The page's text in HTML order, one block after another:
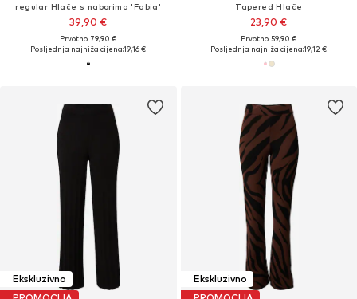
regular Hlače s naborima 'Fabia'
39,90 €
Prvotno: 79,90 €
Posljednja najniža cijena:19,16 €
Tapered Hlače
23,90 €
Prvotno: 59,90 €
Posljednja najniža cijena:19,12 €
Ekskluzivno
Ekskluzivno